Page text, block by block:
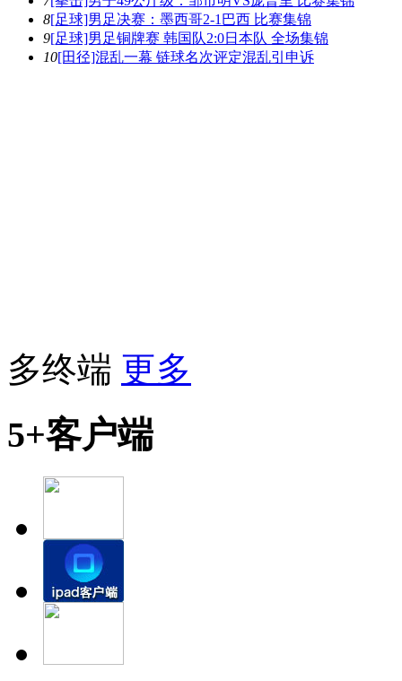
8[足球]男足决赛：墨西哥2-1巴西 比赛集锦
9[足球]男足铜牌赛 韩国队2:0日本队 全场集锦
10[田径]混乱一幕 链球名次评定混乱引申诉
多终端 更多
5+客户端